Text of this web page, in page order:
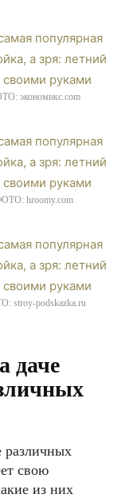
экономикс.com
hroomy.com
stroy-podskazka.ru
даче
различных
свою
из них